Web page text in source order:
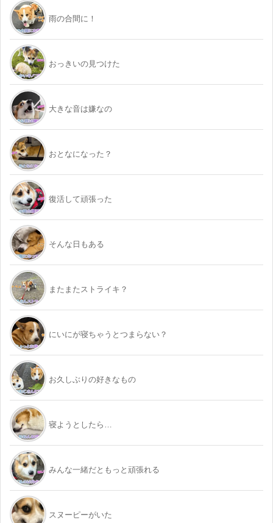
雨の合間に！
おっきいの見つけた
大きな音は嫌なの
おとなになった？
復活して頑張った
そんな日もある
またまたストライキ？
にいにが寝ちゃうとつまらない？
お久しぶりの好きなもの
寝ようとしたら…
みんな一緒だともっと頑張れる
スヌーピーがいた